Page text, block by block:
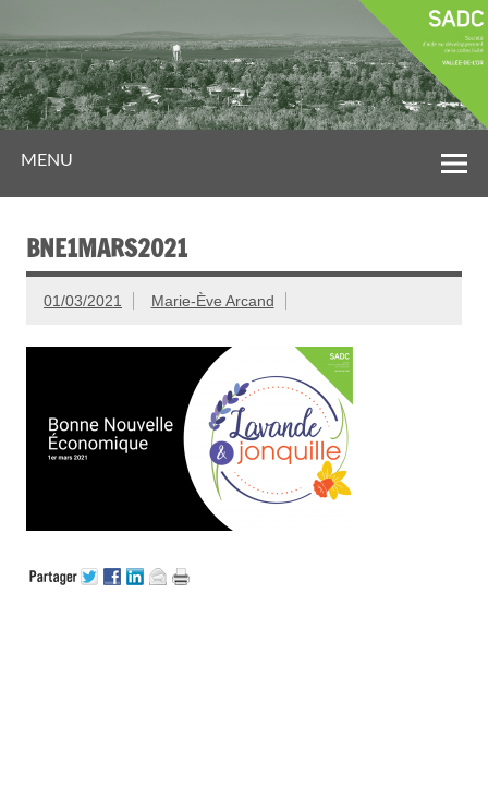
MENU
BNE1MARS2021
01/03/2021 Marie-Ève Arcand